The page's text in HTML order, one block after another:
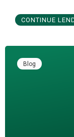
CONTINUE
Blog